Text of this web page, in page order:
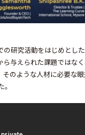
研究活動をはじめとし
ら与えられた課題ではな
のような人材に必要な